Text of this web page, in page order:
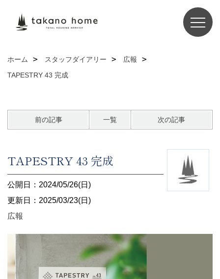
ホーム スタッフダイアリー
広報
TAPESTRY 43 完成
前の記事 一覧 次の記事
TAPESTRY 43 完成
公開日：2024/05/26(日)
更新日：2025/03/23(日)
広報